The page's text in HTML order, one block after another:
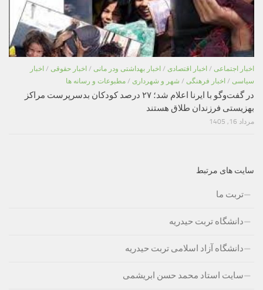
اخبار اجتماعی / اخبار اقتصادی / اخبار بهداشتی ودر مانی / اخبار حقوقی / اخبار
سیاسی / اخبار فرهنگی / شهر و شهرداری / مطبوعات و رسانه ها
در گفت‌وگو با ایرنا اعلام شد؛ ۲۷ درصد کودکان بدسرپرست مراکز
بهزیستی فرزندان طلاق هستند
مرداد 16, 1405
سایت های مرتبط
تربت ما
دانشگاه تربت حیدریه
دانشگاه آزاد اسلامی تربت حیدریه
سایت استاد محمد حسن ابریشمی